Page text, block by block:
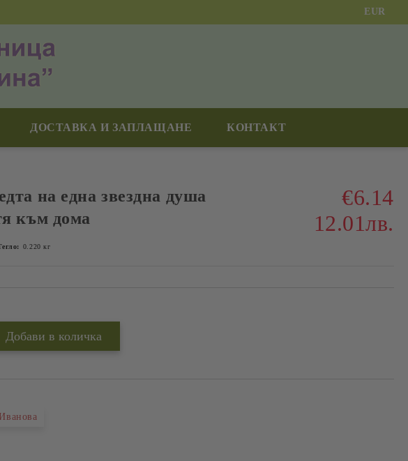
EUR
ДОСТАВКА И ЗАПЛАЩАНЕ КОНТАКТ
на една звездна душа
към дома
€6.14
12.01лв.
0.220 кг